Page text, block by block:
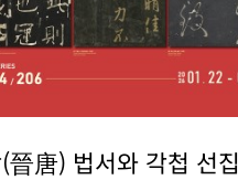
晉唐) 법서와 각첩 선집